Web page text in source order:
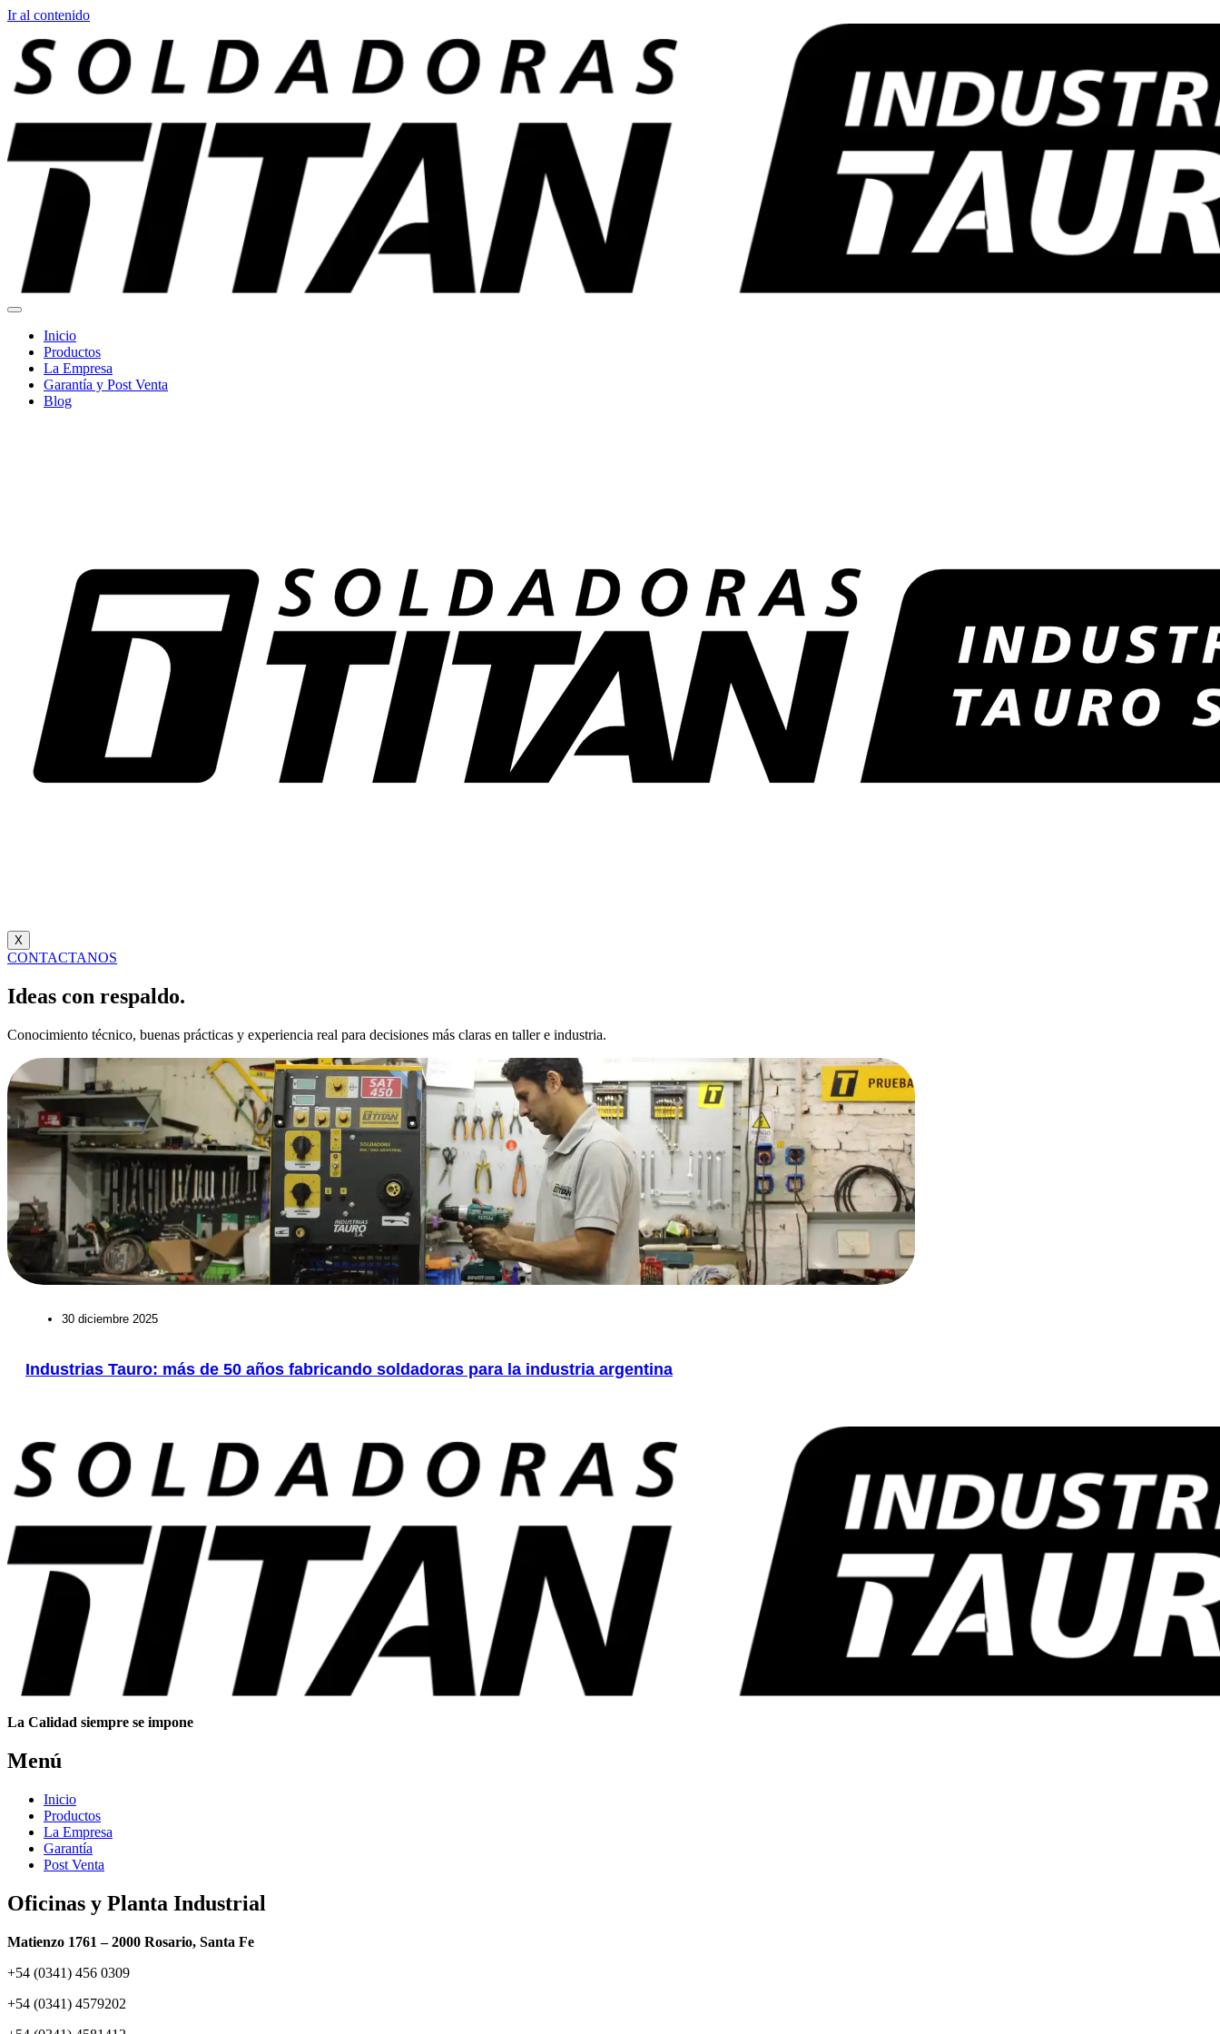
Ir al contenido
Inicio
Productos
La Empresa
Garantía y Post Venta
Blog
X
CONTACTANOS
Ideas con respaldo.
Conocimiento técnico, buenas prácticas y experiencia real para decisiones más claras en taller e industria.
30 diciembre 2025
Industrias Tauro: más de 50 años fabricando soldadoras para la industria argentina
La Calidad siempre se impone
Menú
Inicio
Productos
La Empresa
Garantía
Post Venta
Oficinas y Planta Industrial
Matienzo 1761 – 2000 Rosario, Santa Fe
+54 (0341) 456 0309
+54 (0341) 4579202